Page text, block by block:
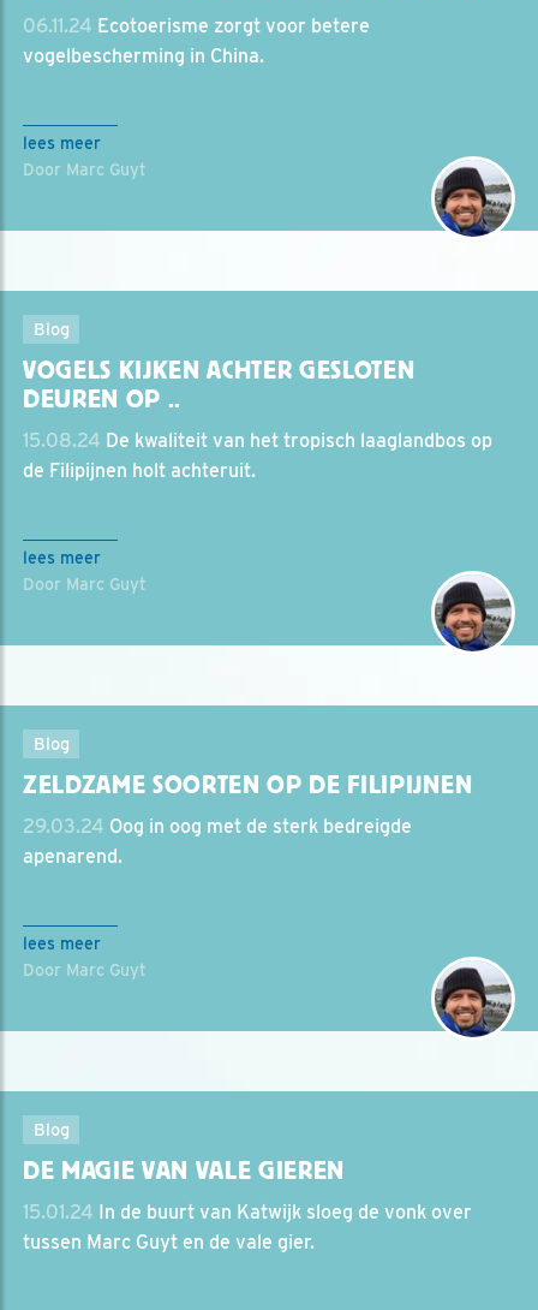
06.11.24 Ecotoerisme zorgt voor betere
vogelbescherming in China.
lees meer
Door Marc Guyt
Blog
VOGELS KIJKEN ACHTER GESLOTEN
DEUREN OP ..
15.08.24 De kwaliteit van het tropisch laaglandbos op
de Filipijnen holt achteruit.
lees meer
Door Marc Guyt
Blog
ZELDZAME SOORTEN OP DE FILIPIJNEN
29.03.24 Oog in oog met de sterk bedreigde
apenarend.
lees meer
Door Marc Guyt
Blog
DE MAGIE VAN VALE GIEREN
15.01.24 In de buurt van Katwijk sloeg de vonk over
tussen Marc Guyt en de vale gier.